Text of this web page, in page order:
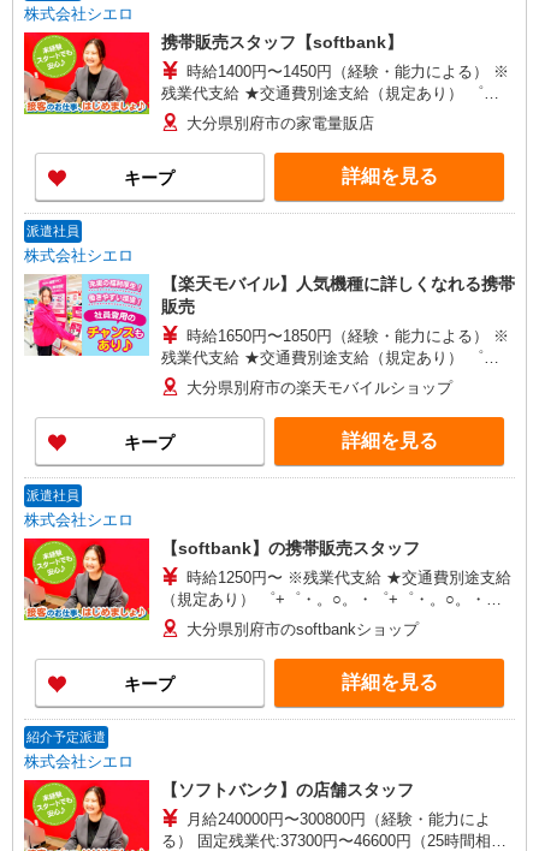
株式会社シエロ
携帯販売スタッフ【softbank】
時給1400円〜1450円（経験・能力による） ※
残業代支給 ★交通費別途支給（規定あり） ゜
+゜・。○。・゜+゜・。○。・゜+゜ 入社祝い金10
万円支給(規定有) お友達を紹介頂くと, インセンテ
ィブ支給(規定有) ★月2回払い・週払い可能（規程
有）★ ゜・。○。・゜+゜・。○。・゜+゜
大分県別府市の家電量販店
キープ 詳細を見る
派遣社員
株式会社シエロ
【楽天モバイル】人気機種に詳しくなれる携帯
販売
時給1650円〜1850円（経験・能力による） ※
残業代支給 ★交通費別途支給（規定あり） ゜
+゜・。○。・゜+゜・。○。・゜+゜ 入社祝い金10
万円支給(規定有) お友達を紹介頂くと, インセンテ
ィブ支給(規定有) ★月2回払い・週払い可能（規程
有）★ ゜・。○。・゜+゜・。○。・゜+゜
大分県別府市の楽天モバイルショップ
キープ 詳細を見る
派遣社員
株式会社シエロ
【softbank】の携帯販売スタッフ
時給1250円〜 ※残業代支給 ★交通費別途支給
（規定あり） ゜+゜・。○。・゜+゜・。○。・゜
+゜ 入社祝い金10万円支給(規定有) お友達を紹介
頂くと, インセンティブ支給(規定有) ★月2回払
い・週払い可能（規程有）★ ゜・。○。・゜
+゜・。○。・゜+゜
大分県別府市のsoftbankショップ
キープ 詳細を見る
紹介予定派遣
株式会社シエロ
【ソフトバンク】の店舗スタッフ
月給240000円〜300800円（経験・能力によ
る） 固定残業代:37300円〜46600円（25時間相